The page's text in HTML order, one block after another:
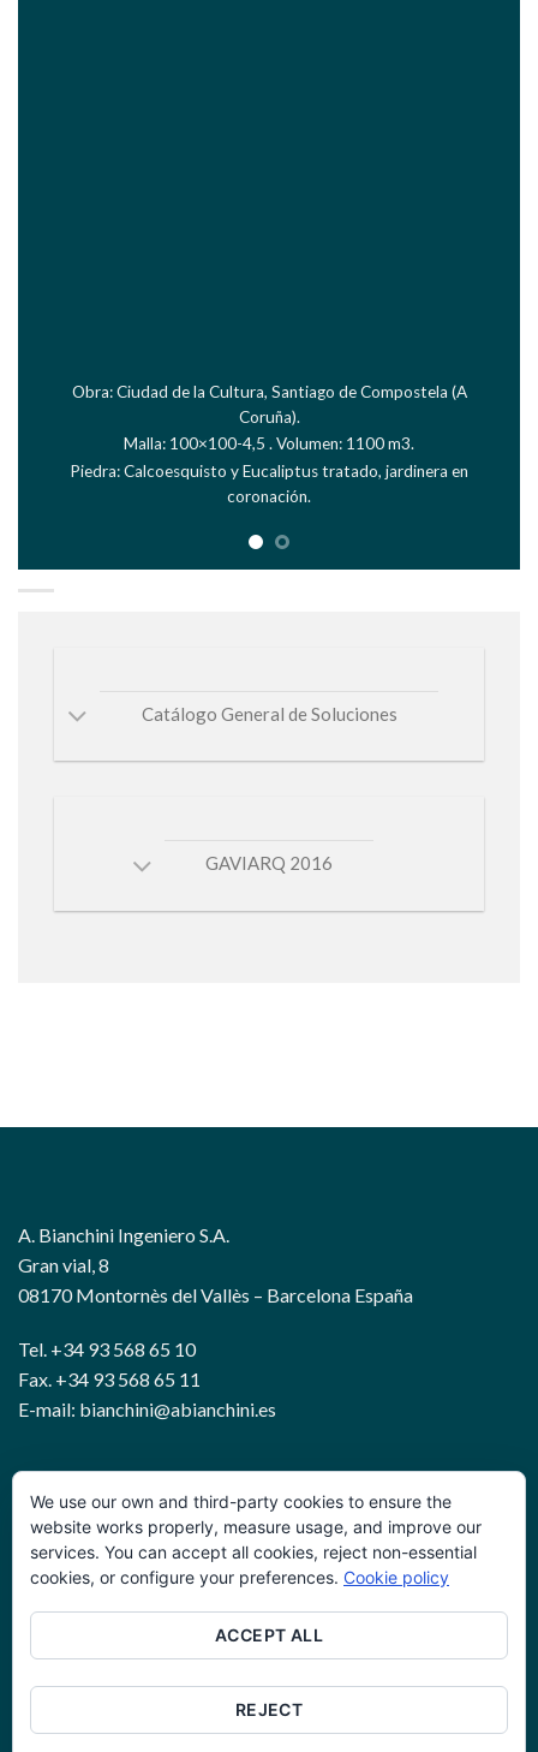
Obra: Bodegas Pago de Carraovejas, Peñafiel (Valladolid)
Malla: 100×100-4,5 . Volumen: 2200 m3
Piedra: Calcaria Blanca Silleria. Cara vista careada manual
08170 Montornès del Vallès – Barcelona España
Tel. +34 93 568 65 10
E-mail: bianchini@abianchini.es
Política de privacidad
Términos y condiciones
Glosario
Trabaje con nosotros
We use our own and third-party cookies to ensure the
website works properly, measure usage, and improve our
services. You can accept all cookies, reject non-essential
cookies, or configure your preferences. Cookie policy
ACCEPT ALL
REJECT